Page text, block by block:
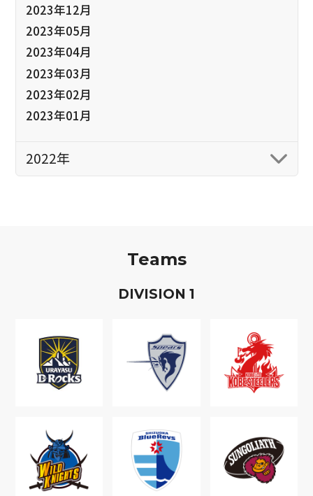
2023年12月
2023年05月
2023年04月
2023年03月
2023年02月
2023年01月
2022年
Teams
DIVISION 1